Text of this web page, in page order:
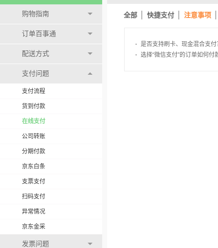
购物指南
订单百事通
配送方式
支付问题
支付流程
货到付款
在线支付
公司转账
分期付款
京东白条
支票支付
扫码支付
异常情况
京东金采
发票问题
全部 快捷支付 注意事项
· 是否支持刷卡、现金混合支付
· 选择“微信支付”的订单如何付